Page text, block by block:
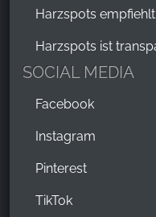
Harzspots empfiehlt
Harzspots ist
SOCIAL MEDIA
Facebook
Instagram
Pinterest
TikTok